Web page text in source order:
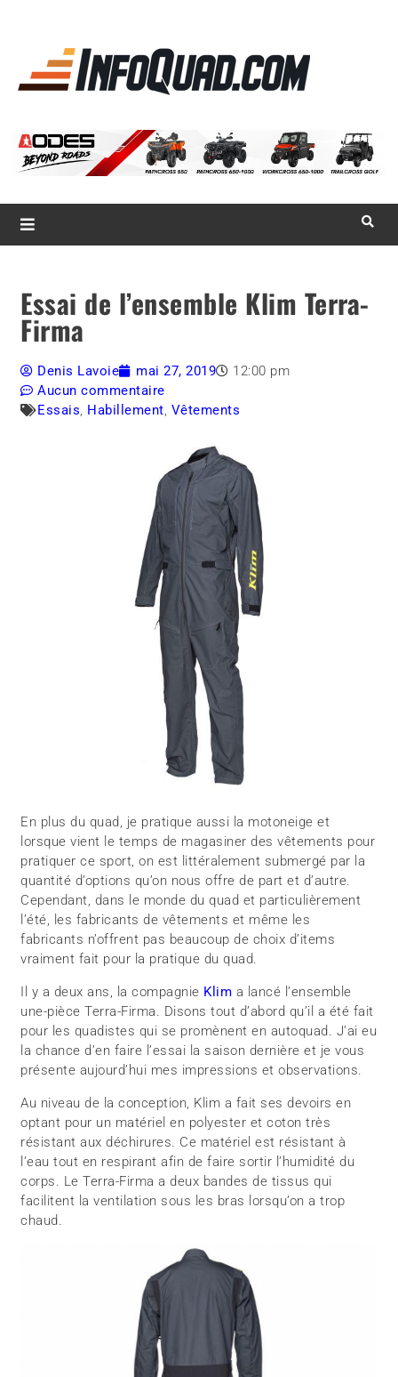
Magazine InfoQuad.com
Essai de l’ensemble Klim Terra-
Firma
Denis Lavoie mai 27, 2019
12:00 pm
Aucun commentaire
Essais, Habillement, Vêtements
En plus du quad, je pratique aussi la motoneige et
lorsque vient le temps de magasiner des vêtements pour
pratiquer ce sport, on est littéralement submergé par la
quantité d’options qu’on nous offre de part et d’autre.
Cependant, dans le monde du quad et particulièrement
l’été, les fabricants de vêtements et même les
fabricants n’offrent pas beaucoup de choix d’items
vraiment fait pour la pratique du quad.
Il y a deux ans, la compagnie Klim a lancé l’ensemble
une-pièce Terra-Firma. Disons tout d’abord qu’il a été fait
pour les quadistes qui se promènent en autoquad. J’ai eu
la chance d’en faire l’essai la saison dernière et je vous
présente aujourd’hui mes impressions et observations.
Au niveau de la conception, Klim a fait ses devoirs en
optant pour un matériel en polyester et coton très
résistant aux déchirures. Ce matériel est résistant à
l’eau tout en respirant afin de faire sortir l’humidité du
corps. Le Terra-Firma a deux bandes de tissus qui
facilitent la ventilation sous les bras lorsqu’on a trop
chaud.